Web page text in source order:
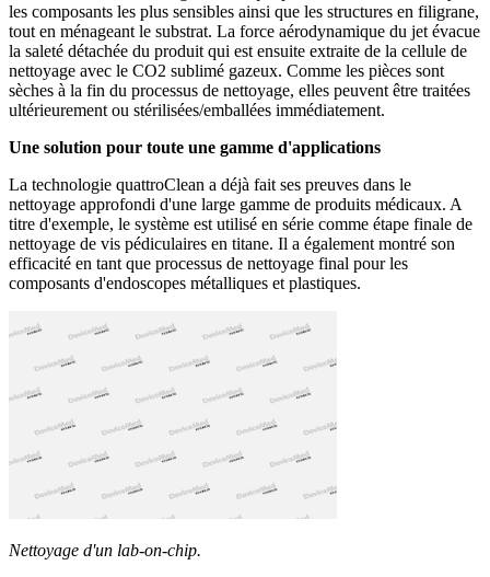
les composants les plus sensibles ainsi que les structures en filigrane,
tout en ménageant le substrat. La force aérodynamique du jet évacue
la saleté détachée du produit qui est ensuite extraite de la cellule de
nettoyage avec le CO2 sublimé gazeux. Comme les pièces sont
sèches à la fin du processus de nettoyage, elles peuvent être traitées
ultérieurement ou stérilisées/emballées immédiatement.
Une solution pour toute une gamme d'applications
La technologie quattroClean a déjà fait ses preuves dans le
nettoyage approfondi d'une large gamme de produits médicaux. A
titre d'exemple, le système est utilisé en série comme étape finale de
nettoyage de vis pédiculaires en titane. Il a également montré son
efficacité en tant que processus de nettoyage final pour les
composants d'endoscopes métalliques et plastiques.
Nettoyage d'un lab-on-chip.